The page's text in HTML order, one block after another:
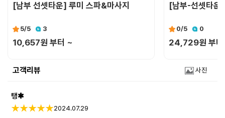
[남부 선셋타운] 루미 스파&마사지
5/5 3
10,657원 부터 ~
[남부-선셋타운
0/5 0
24,729원 부
고객리뷰 사진
탱✱
2024.07.29